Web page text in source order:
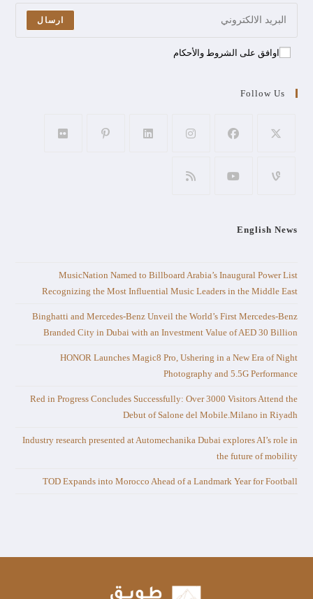
ارسال
اوافق على الشروط والأحكام
Follow Us
English News
MusicNation Named to Billboard Arabia’s Inaugural Power List
Recognizing the Most Influential Music Leaders in the Middle East
Binghatti and Mercedes-Benz Unveil the World’s First Mercedes-Benz
Branded City in Dubai with an Investment Value of AED 30 Billion
HONOR Launches Magic8 Pro, Ushering in a New Era of Night
Photography and 5.5G Performance
Red in Progress Concludes Successfully: Over 3000 Visitors Attend the
Debut of Salone del Mobile.Milano in Riyadh
Industry research presented at Automechanika Dubai explores AI’s role in
the future of mobility
TOD Expands into Morocco Ahead of a Landmark Year for Football